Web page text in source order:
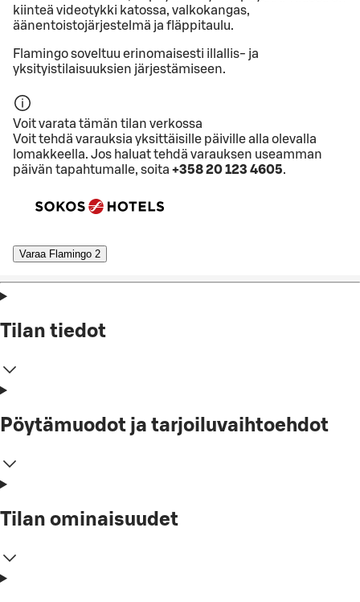
kiinteä videotykki katossa, valkokangas,
äänentoistojärjestelmä ja fläppitaulu.
Flamingo soveltuu erinomaisesti illallis- ja
yksityistilaisuuksien järjestämiseen.
Voit varata tämän tilan verkossa
Voit tehdä varauksia yksittäisille päiville alla olevalla
lomakkeella. Jos haluat tehdä varauksen useamman
päivän tapahtumalle, soita +358 20 123 4605.
Varaa Flamingo 2
Tilan tiedot
Pöytämuodot ja tarjoiluvaihtoehdot
Tilan ominaisuudet